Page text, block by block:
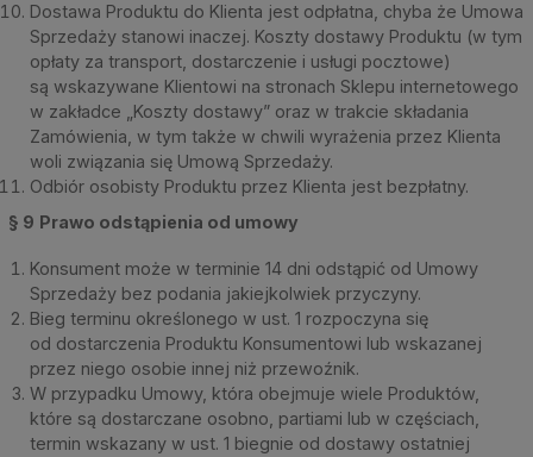
Dostawa Produktu do Klienta jest odpłatna, chyba że Umowa
Sprzedaży stanowi inaczej. Koszty dostawy Produktu (w tym
opłaty za transport, dostarczenie i usługi pocztowe)
są wskazywane Klientowi na stronach Sklepu internetowego
w zakładce „Koszty dostawy” oraz w trakcie składania
Zamówienia, w tym także w chwili wyrażenia przez Klienta
woli związania się Umową Sprzedaży.
Odbiór osobisty Produktu przez Klienta jest bezpłatny.
§ 9 Prawo odstąpienia od umowy
Konsument może w terminie 14 dni odstąpić od Umowy
Sprzedaży bez podania jakiejkolwiek przyczyny.
Bieg terminu określonego w ust. 1 rozpoczyna się
od dostarczenia Produktu Konsumentowi lub wskazanej
przez niego osobie innej niż przewoźnik.
W przypadku Umowy, która obejmuje wiele Produktów,
które są dostarczane osobno, partiami lub w częściach,
termin wskazany w ust. 1 biegnie od dostawy ostatniej